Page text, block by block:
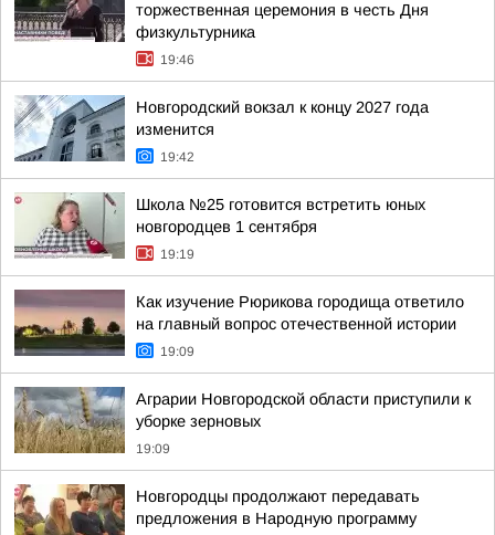
торжественная церемония в честь Дня
физкультурника
19:46
Новгородский вокзал к концу 2027 года
изменится
19:42
Школа №25 готовится встретить юных
новгородцев 1 сентября
19:19
Как изучение Рюрикова городища ответило
на главный вопрос отечественной истории
19:09
Аграрии Новгородской области приступили к
уборке зерновых
19:09
Новгородцы продолжают передавать
предложения в Народную программу